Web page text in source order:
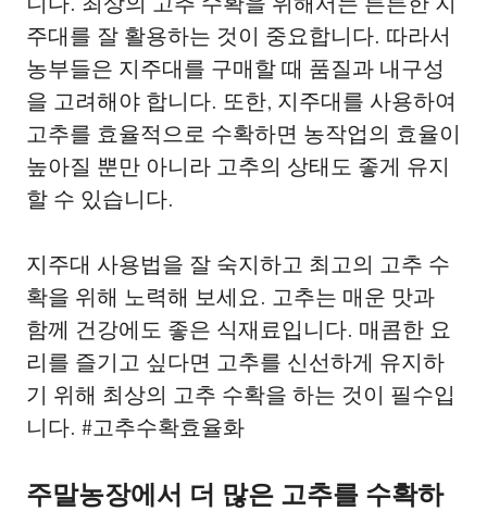
주대를 잘 활용하는 것이 중요합니다. 따라서
농부들은 지주대를 구매할 때 품질과 내구성
을 고려해야 합니다. 또한, 지주대를 사용하여
고추를 효율적으로 수확하면 농작업의 효율이
높아질 뿐만 아니라 고추의 상태도 좋게 유지
할 수 있습니다.
지주대 사용법을 잘 숙지하고 최고의 고추 수
확을 위해 노력해 보세요. 고추는 매운 맛과
함께 건강에도 좋은 식재료입니다. 매콤한 요
리를 즐기고 싶다면 고추를 신선하게 유지하
기 위해 최상의 고추 수확을 하는 것이 필수입
니다. #고추수확효율화
주말농장에서 더 많은 고추를 수확하